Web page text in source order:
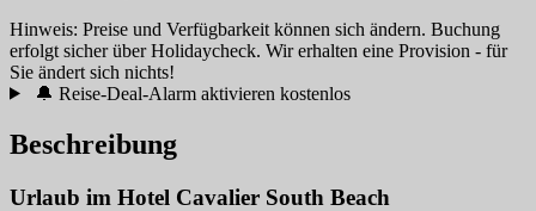
Hinweis: Preise und Verfügbarkeit können sich ändern. Buchung
erfolgt sicher über Holidaycheck. Wir erhalten eine Provision - für
Sie ändert sich nichts!
🔔 Reise-Deal-Alarm aktivieren kostenlos
Beschreibung
Urlaub im Hotel Cavalier South Beach